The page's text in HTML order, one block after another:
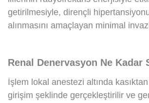
getirilmesiyle, dirençli
alınmasını amaçlayan minimal
Renal Denervasyon Ne Kadar
İşlem lokal anestezi altında
girişim şeklinde gerçekleştirilir ve